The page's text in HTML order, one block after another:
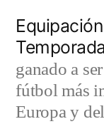
contenido
Temporada
ganado a
fútbol más
Europa y